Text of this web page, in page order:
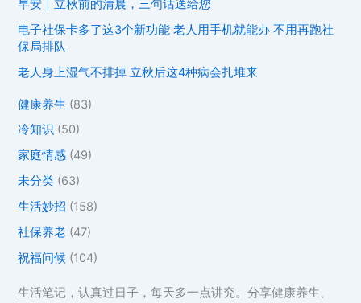
早安｜立秋前的清晨，三句话送给您
电子社保卡多了这3个新功能 老人用手机就能办 不用再跑社
保局排队
老人身上湿气不排掉 立秋后这4种病会扎堆来
健康养生 (83)
冷知识 (50)
家庭情感 (49)
未分类 (63)
生活妙招 (158)
社保养老 (47)
祝福问候 (104)
生活笔记，认真过日子，每天多一点讲究。分享健康养生、